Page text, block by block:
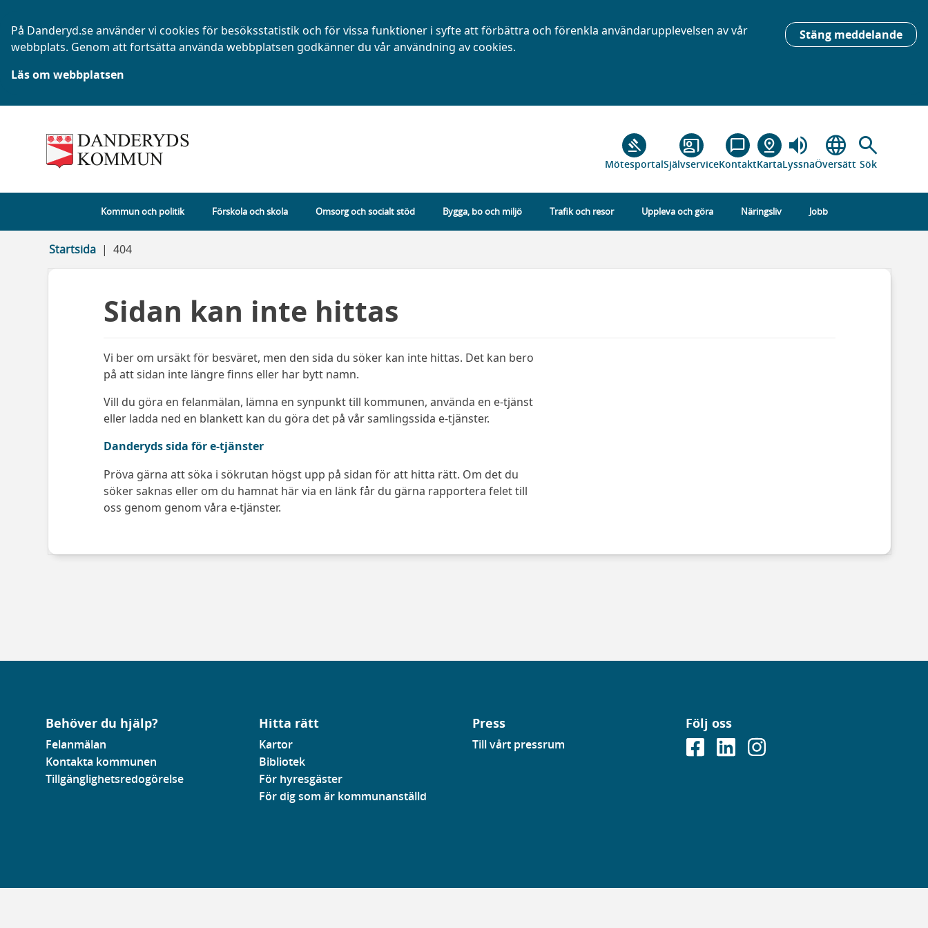
Stäng meddelande
På Danderyd.se använder vi cookies för besöksstatistik och för vissa funktioner i syfte att förbättra och förenkla användarupplevelsen av vår
webbplats. Genom att fortsätta använda webbplatsen godkänner du vår användning av cookies.
Läs om webbplatsen
gavel
Mötesportal
co_present
Självservice
chat_bubble_outline
Kontakt
pin_drop
Karta
volume_up
Lyssna
language
Översätt
search
Sök
Kommun och politik Förskola och skola Omsorg och socialt stöd Bygga, bo och miljö Trafik och resor Uppleva och göra Näringsliv Jobb
Startsida 404
Sidan kan inte hittas
Vi ber om ursäkt för besväret, men den sida du söker kan inte hittas. Det kan bero
på att sidan inte längre finns eller har bytt namn.
Vill du göra en felanmälan, lämna en synpunkt till kommunen, använda en e-tjänst
eller ladda ned en blankett kan du göra det på vår samlingssida e-tjänster.
Danderyds sida för e-tjänster
Pröva gärna att söka i sökrutan högst upp på sidan för att hitta rätt. Om det du
söker saknas eller om du hamnat här via en länk får du gärna rapportera felet till
oss genom genom våra e-tjänster.
Behöver du hjälp?
Felanmälan
Kontakta kommunen
Tillgänglighetsredogörelse
Hitta rätt
Kartor
Bibliotek
För hyresgäster
För dig som är kommunanställd
Press
Till vårt pressrum
Följ oss